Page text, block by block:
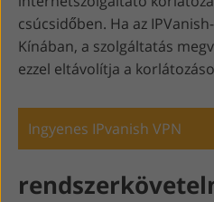
csúcsidőben. Ha az
Kínában, a szolgáltatás
ezzel eltávolítja a
Ingyenes IPvanish VPN